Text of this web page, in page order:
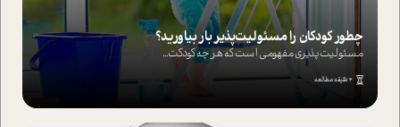
چطور کودکان را مسئولیت‌پذیر بار بیاورید؟
مسئولیت پذیری مفهومی ا ست که هر چه کودکت...
4 دقیقه مطالعه